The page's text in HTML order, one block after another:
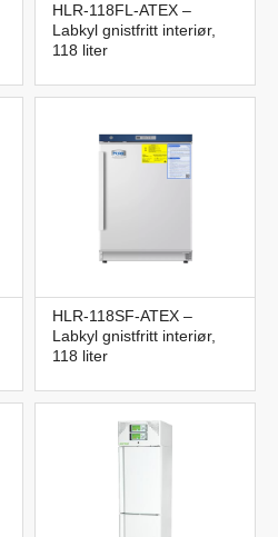
HLR-118FL-ATEX –
Labkyl gnistfritt interiør,
118 liter
HLR-118SF-ATEX –
Labkyl gnistfritt interiør,
118 liter